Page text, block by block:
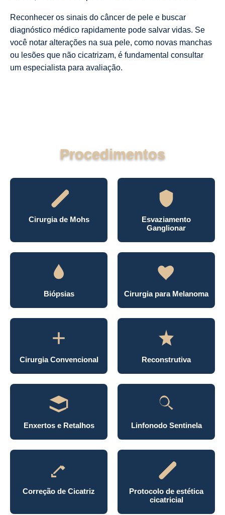
Reconhecer os sinais do câncer de pele e buscar
diagnóstico médico rapidamente pode salvar vidas. Se
você notar alterações na sua pele, como novas manchas
ou lesões que não cicatrizam, é fundamental consultar
um especialista para avaliação.
Procedimentos
Cirurgia de Mohs
Esvaziamento
Ganglionar
Biópsias Cirurgia para Melanoma
Cirurgia Convencional Reconstrutiva
Enxertos e Retalhos Linfonodo Sentinela
Correção de Cicatriz
Protocolo de estética
cicatricial